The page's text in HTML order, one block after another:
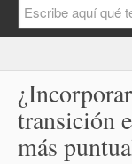
transición
más